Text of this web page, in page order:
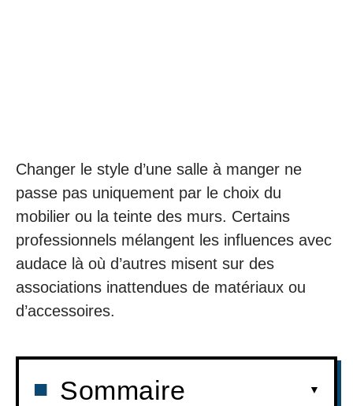
Changer le style d’une salle à manger ne
passe pas uniquement par le choix du
mobilier ou la teinte des murs. Certains
professionnels mélangent les influences avec
audace là où d’autres misent sur des
associations inattendues de matériaux ou
d’accessoires.
Sommaire